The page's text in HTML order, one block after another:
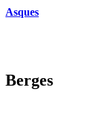
Asques
Berges